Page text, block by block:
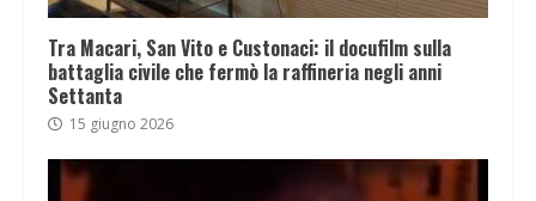
Tra Macari, San Vito e Custonaci: il docufilm sulla
battaglia civile che fermò la raffineria negli anni
Settanta
15 giugno 2026